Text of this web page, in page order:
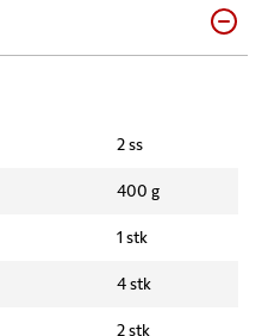
2 ss
400 g
1 stk
4 stk
2 stk